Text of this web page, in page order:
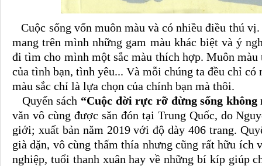
Cuộc sống vốn muôn màu và có nhiều điều thú
mang trên mình những gam màu khác biệt và ý
đi tìm cho mình một sắc màu thích hợp. Muôn
của tình bạn, tình yêu... Và mỗi chúng ta đều chỉ có
màu sắc chỉ là lựa chọn của chính bạn mà thôi.
Quyển sách “Cuộc đời rực rỡ đừng sống không
văn vô cùng được săn đón tại Trung Quốc, do
giới; xuất bản năm 2019 với độ dày 406 trang.
già dặn, vô cùng thấm thía nhưng cũng rất hữu ích
nghiệp, tuổi thanh xuân hay về những bí kíp giúp